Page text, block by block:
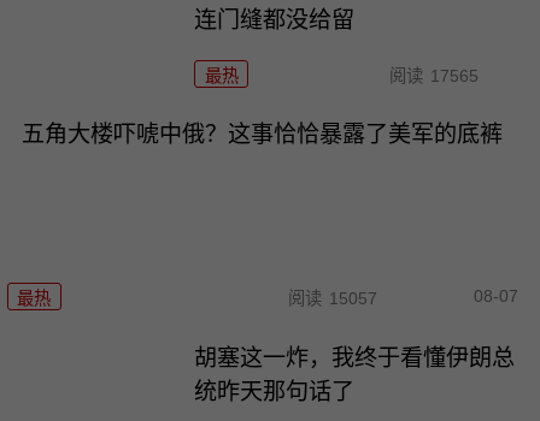
连门缝都没给留
最热 阅读 17565
五角大楼吓唬中俄？这事恰恰暴露了美军的底裤
最热 阅读 15057 08-07
胡塞这一炸，我终于看懂伊朗总
统昨天那句话了